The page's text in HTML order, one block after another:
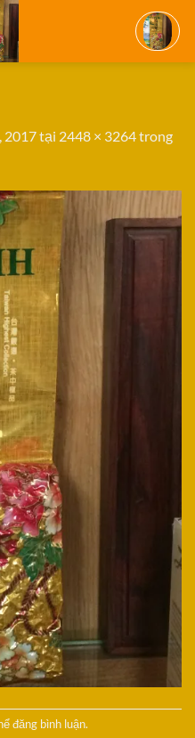
2017tại 2448 × 3264trong
đăng bình luận.